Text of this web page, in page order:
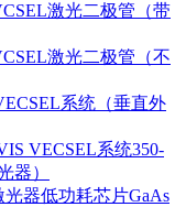
激光二极管（带
激光二极管（不
系统（垂直外
VECSEL系统350-
器）
器低功耗芯片GaAs